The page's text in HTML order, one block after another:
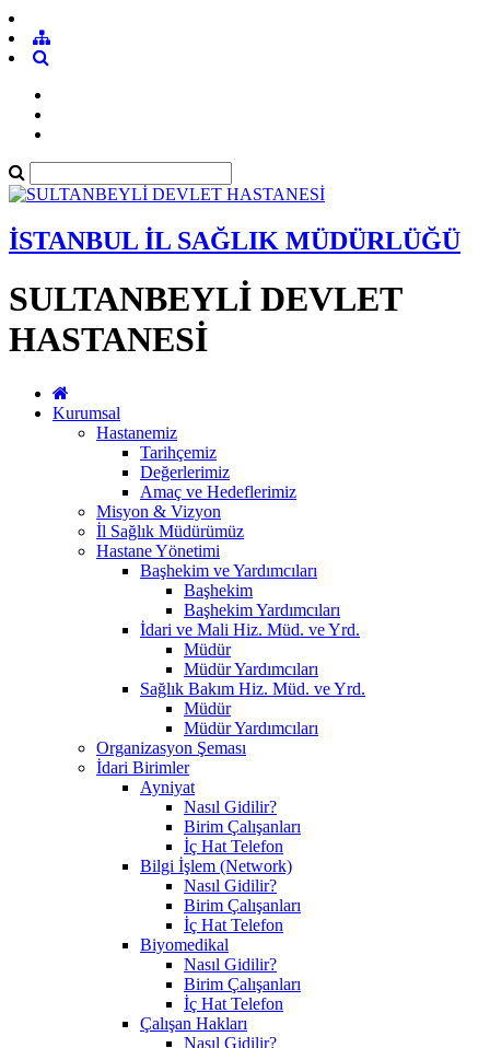
İSTANBUL İL SAĞLIK MÜDÜRLÜĞÜ
SULTANBEYLİ DEVLET
HASTANESİ
Kurumsal
Hastanemiz
Tarihçemiz
Değerlerimiz
Amaç ve Hedeflerimiz
Misyon & Vizyon
İl Sağlık Müdürümüz
Hastane Yönetimi
Başhekim ve Yardımcıları
Başhekim
Başhekim Yardımcıları
İdari ve Mali Hiz. Müd. ve Yrd.
Müdür
Müdür Yardımcıları
Sağlık Bakım Hiz. Müd. ve Yrd.
Müdür
Müdür Yardımcıları
Organizasyon Şeması
İdari Birimler
Ayniyat
Nasıl Gidilir?
Birim Çalışanları
İç Hat Telefon
Bilgi İşlem (Network)
Nasıl Gidilir?
Birim Çalışanları
İç Hat Telefon
Biyomedikal
Nasıl Gidilir?
Birim Çalışanları
İç Hat Telefon
Çalışan Hakları
Nasıl Gidilir?